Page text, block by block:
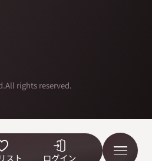
スト ログイン
rights reserved.